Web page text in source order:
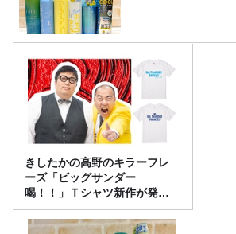
きしたかの高野のキラーフレ
ーズ「ビッグサンダー
喝！！」Ｔシャツ新作が発売
決定！